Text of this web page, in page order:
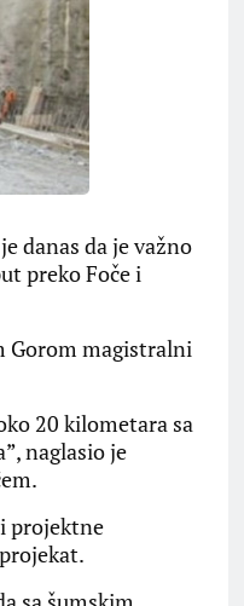
danas da je važno
preko Foče i
Gorom magistralni
20 kilometara sa
naglasio je
projektne